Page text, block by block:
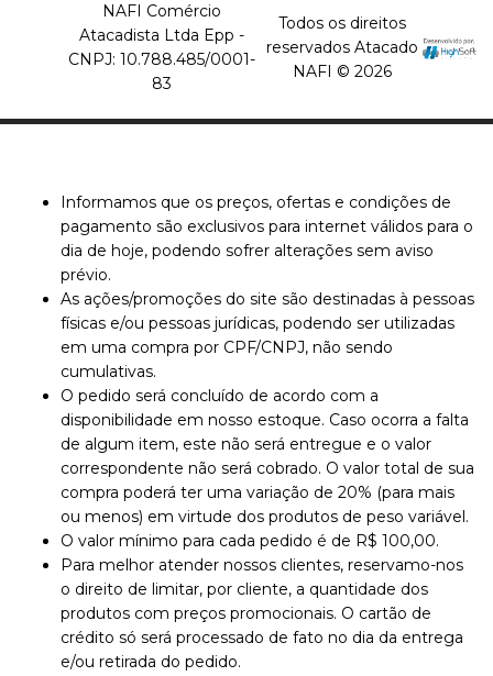
NAFI Comércio
Atacadista Ltda Epp -
CNPJ: 10.788.485/0001-
83
Todos os direitos
reservados Atacado
NAFI © 2026
Informamos que os preços, ofertas e condições de
pagamento são exclusivos para internet válidos para o
dia de hoje, podendo sofrer alterações sem aviso
prévio.
As ações/promoções do site são destinadas à pessoas
físicas e/ou pessoas jurídicas, podendo ser utilizadas
em uma compra por CPF/CNPJ, não sendo
cumulativas.
O pedido será concluído de acordo com a
disponibilidade em nosso estoque. Caso ocorra a falta
de algum item, este não será entregue e o valor
correspondente não será cobrado. O valor total de sua
compra poderá ter uma variação de 20% (para mais
ou menos) em virtude dos produtos de peso variável.
O valor mínimo para cada pedido é de R$ 100,00.
Para melhor atender nossos clientes, reservamo-nos
o direito de limitar, por cliente, a quantidade dos
produtos com preços promocionais. O cartão de
crédito só será processado de fato no dia da entrega
e/ou retirada do pedido.